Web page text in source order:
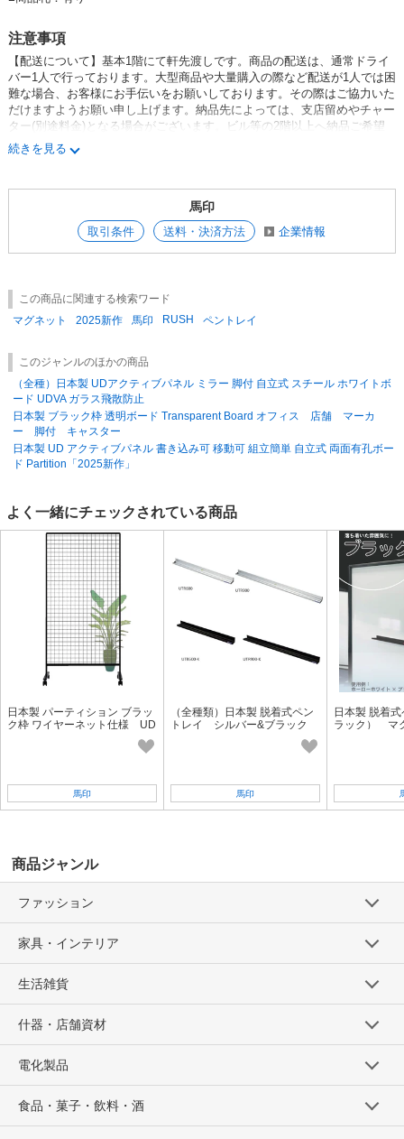
注意事項
【配送について】基本1階にて軒先渡しです。商品の配送は、通常ドライ
バー1人で行っております。大型商品や大量購入の際など配送が1人では困
難な場合、お客様にお手伝いをお願いしております。その際はご協力いた
だけますようお願い申し上げます。納品先によっては、支店留めやチャー
ター (別途料金) となる場合がございます。ビル等の2階以上へ納品ご希望
の場合は、別途配送料を申し受けます。当商品は大型の商品です。商品サ
イズと搬入経路をあらかじめご確認の上ご注文ください。1枚物で搬入す
り場で折り返し可能か等、搬入経路の確保をお願い致します（通路・階段
の幅、玄関や部屋の入口の大きさは十分か、障害物はないか、など）。搬
入ができない場合の商品返品についてもキャンセル料が発生いたします。
何卒ご了承の程、お願い申し上げます。
【配送日時指定について】ご注文の際には配送日時指定が可能です（原
則、路線便でのご配達となります）。ご指定いただける時間帯は午前中・
もしくは午後となります。但し、ご希望商品の在庫の状況や天候・道路状
さい。
商品に欠陥がある場合を除き、返品には応じません。
て】配送中による商品破損がございましたら、商品到着後5日以内にご連
絡下さい。
続きを見る
馬印
取引条件 送料・決済方法 企業情報
この商品に関連する検索ワード
マグネット
2025新作 馬印 RUSH ペントレイ
このジャンルのほかの商品
（全種）日本製 UDアクティブパネル ミラー 脚付 自立式 スチール ホワイトボ
ード UDVA ガラス飛散防止
日本製 ブラック枠 透明ボード Transparent Board オフィス 店舗 マーカ
ー 脚付 キャスター
日本製 UD アクティブパネル 書き込み可 移動可 組立簡単 自立式 両面有孔ボー
ド Partition「2025新作」
よく一緒にチェックされている商品
日本製 パーティション ブラッ
ク枠 ワイヤーネット仕様 UD
アクティブパネル「2025新
馬印
（全種類）日本製 脱着式ペン
トレイ シルバー&ブラック
マグネットで簡単取付「2025
馬印
日本製 脱着
ラック） マ
商品ジャンル
ファッション
家具・インテリア
生活雑貨
什器・店舗資材
電化製品
食品・菓子・飲料・酒